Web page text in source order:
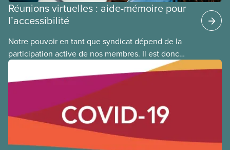
Réunions virtuelles : aide-mémoire pour
l’accessibilité
Notre pouvoir en tant que syndicat dépend de la
participation active de nos membres. Il est donc
particulièrement important de veiller à ce que les
réunions soient accessibles à tout le monde, y
compris aux personnes ayant un handicap. On ne
peut pas penser à l’accessibilité d’une réunion à la
dernière minute. L’accessibilité doit être au cœur
du processus de planification.